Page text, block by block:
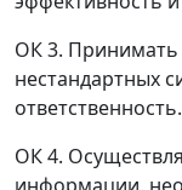
ОК 3. Принимать
нестандартных
ответственность.
ОК 4.